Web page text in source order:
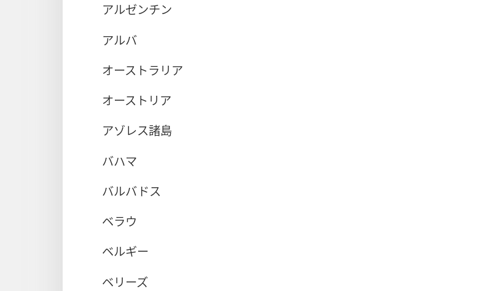
アルゼンチン
アルバ
オーストラリア
オーストリア
アゾレス諸島
バハマ
バルバドス
ベラウ
ベルギー
ベリーズ